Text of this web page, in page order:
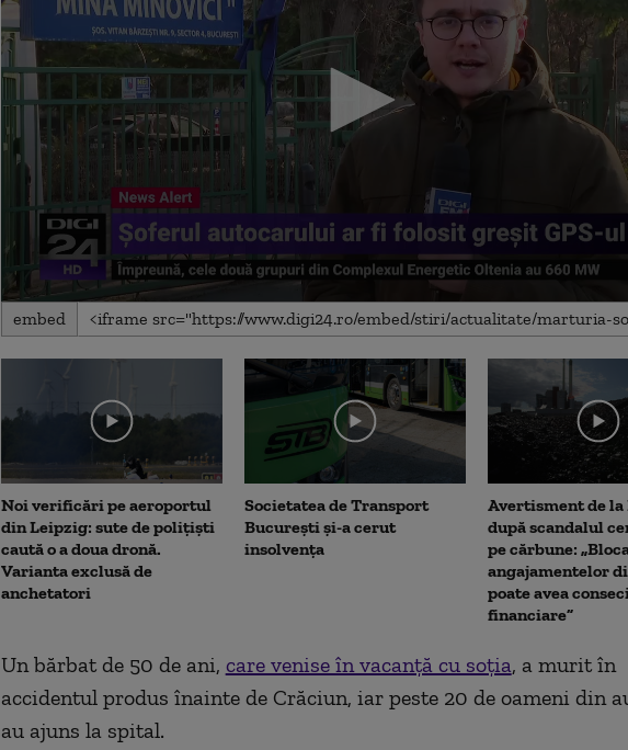
0
seconds
2
secondsVolume
embed
Noi verificări pe aeroportul
din Leipzig: sute de polițiști
caută o a doua dronă.
Varianta exclusă de
anchetatori
Societatea de Transport
București și-a cerut
insolvența
Avertisment de
după scandalul
pe cărbune:
angajamentelor
poate avea
financiare”
Un bărbat de 50 de ani, care venise în vacanță cu soția, a murit în
accidentul produs înainte de Crăciun, iar peste 20 de oameni din
au ajuns la spital.